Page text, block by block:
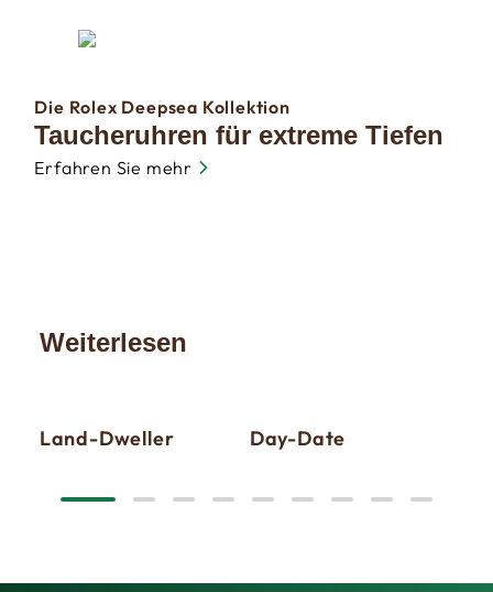
Die Rolex Deepsea Kollektion
Taucheruhren für extreme Tiefen
Erfahren Sie mehr
Weiterlesen
Land-Dweller Day-Date